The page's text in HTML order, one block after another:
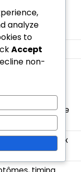
le reflux acide
pour le reflux
reflux
analyze
to
Accept
non-